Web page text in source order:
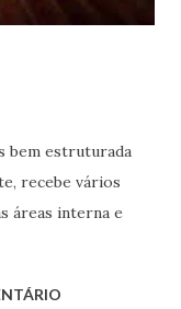
bem estruturada
recebe vários
áreas interna e